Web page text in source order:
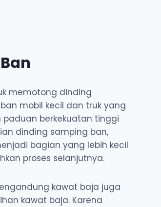
memotong dinding
mobil kecil dan truk yang
paduan berkekuatan tinggi
dinding samping ban,
bagian yang lebih kecil
proses selanjutnya.
kawat baja juga
kawat baja. Karena